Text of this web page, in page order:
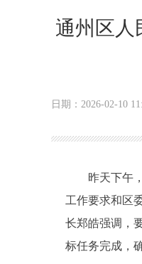
通州区人
日期：2026-02-10
昨天下午，
工作要求和区
长郑皓强调，
标任务完成，